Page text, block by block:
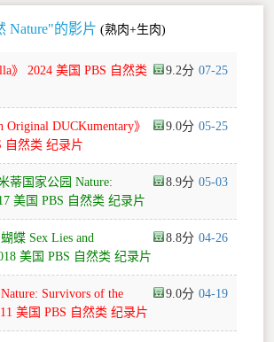
Nature"的影片 (熟肉+生肉)
9.2 07-25
》 2024 美国 PBS 自然类
9.0 05-25
Original DUCKumentary》
自然类 纪录片
8.9 05-03
蒂国家公园 Nature:
美国 PBS 自然类 纪录片
8.8 04-26
蝶 Sex Lies and
美国 PBS 自然类 纪录片
9.0 04-19
Survivors of the
美国 PBS 自然类 纪录片